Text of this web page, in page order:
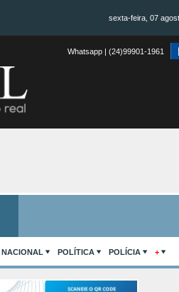
sexta-feira, 07
Whatsapp | (24)99901-1961
NACIONAL POLÍTICA POLÍCIA +